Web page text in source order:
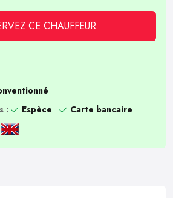
CE CHAUFFEUR
:
Espèce
Carte bancaire